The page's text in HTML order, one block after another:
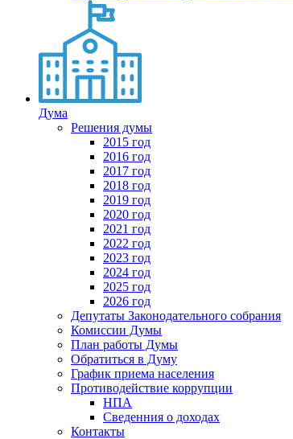
Дума
Решения думы
2015 год
2016 год
2017 год
2018 год
2019 год
2020 год
2021 год
2022 год
2023 год
2024 год
2025 год
2026 год
Депутаты Законодательного собрания
Комиссии Думы
План работы Думы
Обратиться в Думу
График приема населения
Противодействие коррупции
НПА
Сведенния о доходах
Контакты